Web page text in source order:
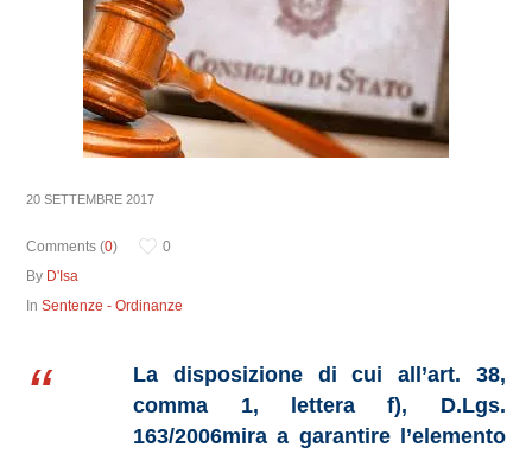
20 SETTEMBRE 2017
Comments (0)
0
By D'Isa
InSentenze - Ordinanze
La disposizione di cui all’art. 38,
comma 1, lettera f), D.Lgs.
163/2006mira a garantire l’elemento